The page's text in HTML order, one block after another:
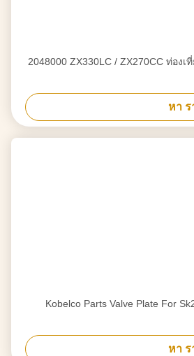
2048000 ZX330LC / ZX270CC ท่อง
หา
Kobelco Parts Valve Plate For
หา